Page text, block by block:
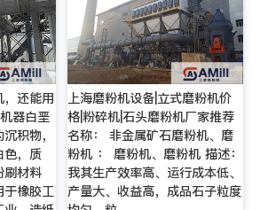
，还能用
器白垩
积物，
色，质
刷材料
于橡胶工
上海磨粉机设备|立式磨粉机价
格|粉碎机|石头磨粉机厂家推荐
名称： 非金属矿石磨粉机、磨
粉机 ： 磨粉机、磨粉机 描述：
我其生产效率高、运行成本低、
产量大、收益高，成品石子粒度